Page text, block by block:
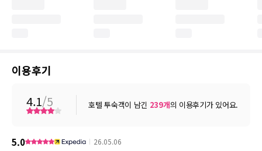
이용후기
4.1/5 호텔 투숙객이 남긴 239개의 이용후기가 있어요.
5.0 26.05.06